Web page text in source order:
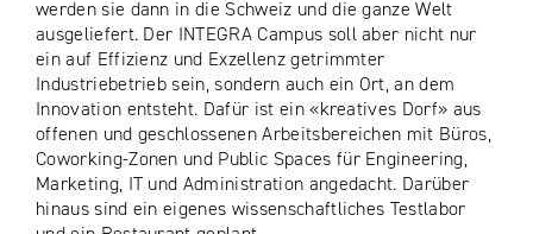
werden sie dann in die Schweiz und die ganze Welt
ausgeliefert. Der INTEGRA Campus soll aber nicht nur
ein auf Effizienz und Exzellenz getrimmter
Industriebetrieb sein, sondern auch ein Ort, an dem
Innovation entsteht. Dafür ist ein «kreatives Dorf» aus
offenen und geschlossenen Arbeitsbereichen mit Büros,
Coworking-Zonen und Public Spaces für Engineering,
Marketing, IT und Administration angedacht. Darüber
hinaus sind ein eigenes wissenschaftliches Testlabor